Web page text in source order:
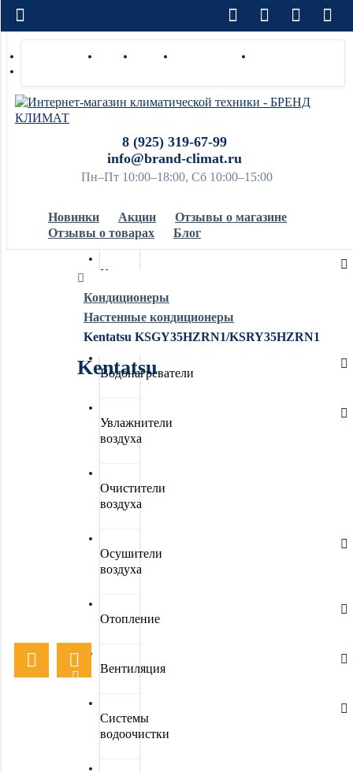
Доставка по РФ Оплата Монтаж Сотрудничество
8 (925) 319-67-99
info@brand-climat.ru
Пн–Пт 10:00–18:00, Сб 10:00–15:00
Новинки Акции
Отзывы о магазине
Отзывы о товарах
Блог
Кондиционеры
Обогреватели
Водонагреватели
Увлажнители
воздуха
Очистители
воздуха
Осушители
воздуха
Отопление
Вентиляция
Системы
водоочистки
Кондиционеры
Настенные кондиционеры
Kentatsu KSGY35HZRN1/KSRY35HZRN1
Kentatsu